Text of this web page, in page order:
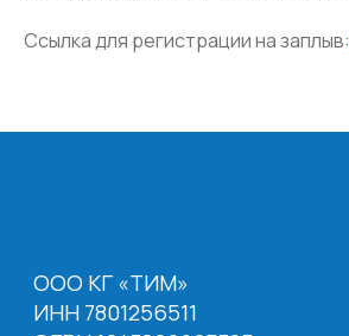
Ссылка для регистрации на заплыв:
Согласие на обработку персональных
данных